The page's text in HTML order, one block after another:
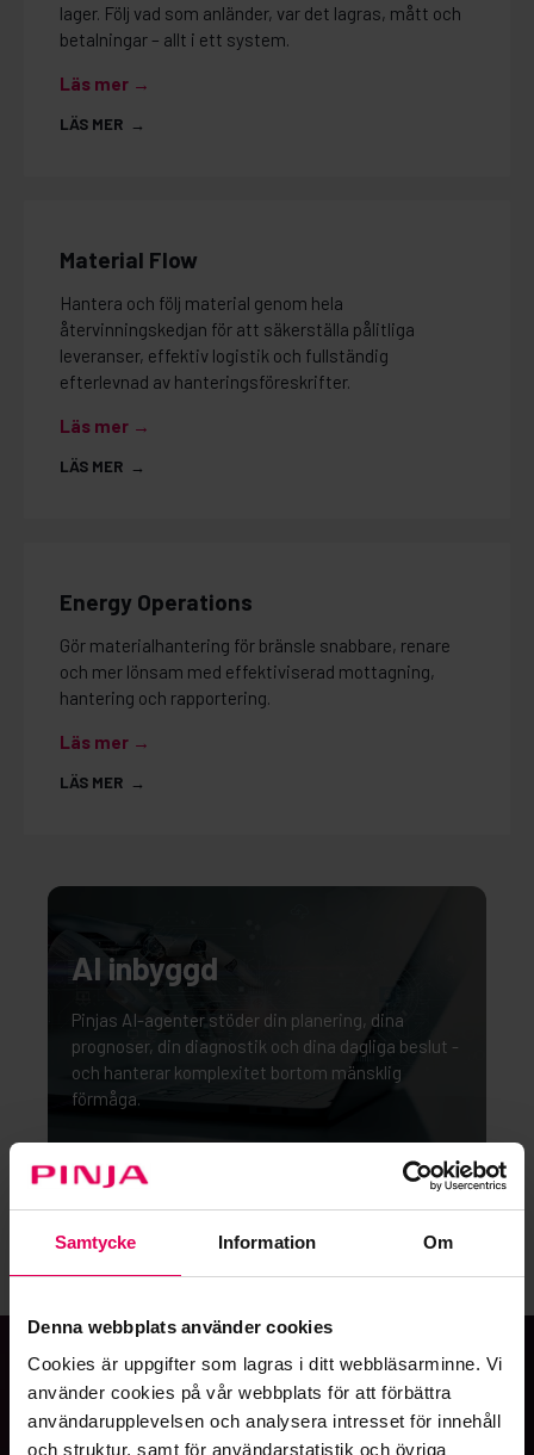
Samtycke Information Om
Denna webbplats använder cookies
Cookies är uppgifter som lagras i ditt webbläsarminne. Vi
använder cookies på vår webbplats för att förbättra
användarupplevelsen och analysera intresset för innehåll
och struktur, samt för användarstatistik och övriga
lager. Följ vad som anländer, var det lagras, mått och
betalningar – allt i ett system.
Läs mer →
LÄS MER →
Material Flow
Hantera och följ material genom hela
återvinningskedjan för att säkerställa pålitliga
leveranser, effektiv logistik och fullständig
efterlevnad av hanteringsföreskrifter.
Läs mer →
LÄS MER →
Energy Operations
Gör materialhantering för bränsle snabbare, renare
och mer lönsam med effektiviserad mottagning,
hantering och rapportering.
Läs mer →
LÄS MER →
AI inbyggd
Pinjas AI-agenter stöder din planering, dina
prognoser, din diagnostik och dina dagliga beslut -
och hanterar komplexitet bortom mänsklig
förmåga.
POWERED BY